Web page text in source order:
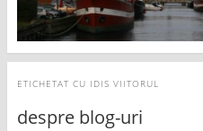
ETICHETAT CU IDIS VIITORUL
despre blog-uri